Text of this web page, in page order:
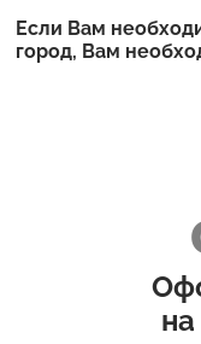
Если Вам
город, Вам